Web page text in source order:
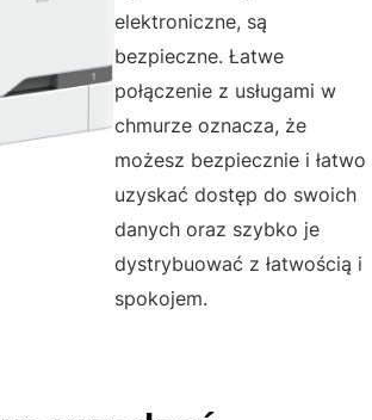
elektroniczne, są
bezpieczne. Łatwe
połączenie z usługami w
chmurze oznacza, że
możesz bezpiecznie i łatwo
uzyskać dostęp do swoich
danych oraz szybko je
dystrybuować z łatwością i
spokojem.